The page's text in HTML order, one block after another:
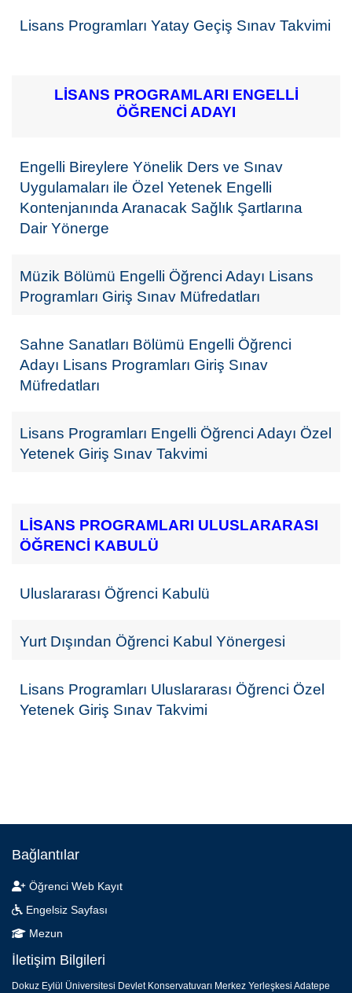
Lisans Programları Yatay Geçiş Sınav Takvimi
LİSANS PROGRAMLARI ENGELLİ
ÖĞRENCİ ADAYI
Engelli Bireylere Yönelik Ders ve Sınav
Uygulamaları ile Özel Yetenek Engelli
Kontenjanında Aranacak Sağlık Şartlarına
Dair Yönerge
Müzik Bölümü Engelli Öğrenci Adayı Lisans
Programları Giriş Sınav Müfredatları
Sahne Sanatları Bölümü Engelli Öğrenci
Adayı Lisans Programları Giriş Sınav
Müfredatları
Lisans Programları Engelli Öğrenci Adayı Özel
Yetenek Giriş Sınav Takvimi
LİSANS PROGRAMLARI ULUSLARARASI
ÖĞRENCİ KABULÜ
Uluslararası Öğrenci Kabulü
Yurt Dışından Öğrenci Kabul Yönergesi
Lisans Programları Uluslararası Öğrenci Özel
Yetenek Giriş Sınav Takvimi
Bağlantılar
Öğrenci Web Kayıt
Engelsiz Sayfası
Mezun
İletişim Bilgileri
Dokuz Eylül Üniversitesi Devlet Konservatuvarı Merkez Yerleşkesi Adatepe